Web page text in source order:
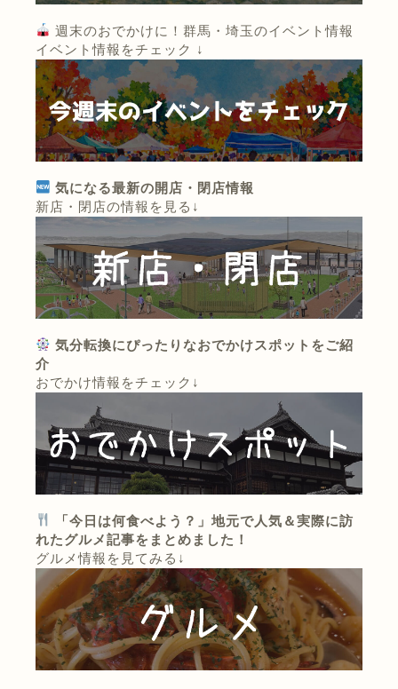
週末のおでかけに！群馬・埼玉のイベント情報
イベント情報をチェック ↓
気になる最新の開店・閉店情報
新店・閉店の情報を見る↓
気分転換にぴったりなおでかけスポットをご紹
介
おでかけ情報をチェック↓
「今日は何食べよう？」地元で人気＆実際に訪
れたグルメ記事をまとめました！
グルメ情報を見てみる↓